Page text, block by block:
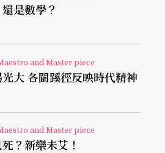
Brücke）與康丁斯基（Wassil
）為首的「藍騎士」（De
表現主義」這個名詞則是於
，由一位德國音樂家、藝術
Walden，1878-1941）在他
風暴》
地藝術團體所引領的風格。
是數學？
and Master piece
接棒發揚光大 各闢蹊徑反映時代精神
and Master piece
？新樂未艾！